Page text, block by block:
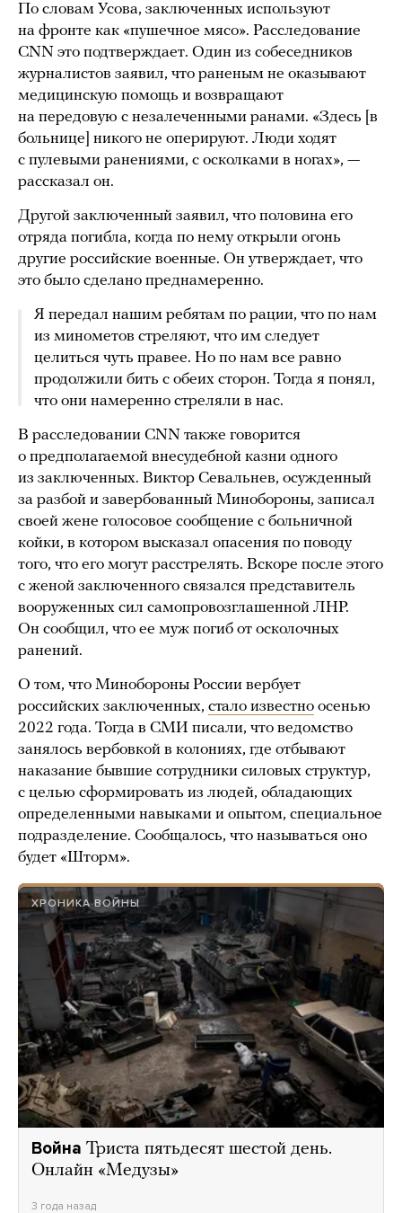
По словам Усова, заключенных используют
на фронте как «пушечное мясо». Расследование
CNN это подтверждает. Один из собеседников
журналистов заявил, что раненым не оказывают
медицинскую помощь и возвращают
на передовую с незалеченными ранами. «Здесь [в
больнице] никого не оперируют. Люди ходят
с пулевыми ранениями, с осколками в ногах», —
рассказал он.
Другой заключенный заявил, что половина его
отряда погибла, когда по нему открыли огонь
другие российские военные. Он утверждает, что
это было сделано преднамеренно.
Я передал нашим ребятам по рации, что по нам
из минометов стреляют, что им следует
целиться чуть правее. Но по нам все равно
продолжили бить с обеих сторон. Тогда я понял,
что они намеренно стреляли в нас.
В расследовании CNN также говорится
о предполагаемой внесудебной казни одного
из заключенных. Виктор Севальнев, осужденный
за разбой и завербованный Минобороны, записал
своей жене голосовое сообщение с больничной
койки, в котором высказал опасения по поводу
того, что его могут расстрелять. Вскоре после этого
с женой заключенного связался представитель
вооруженных сил самопровозглашенной ЛНР.
Он сообщил, что ее муж погиб от осколочных
ранений.
О том, что Минобороны России вербует
российских заключенных, стало известно осенью
2022 года. Тогда в СМИ писали, что ведомство
занялось вербовкой в колониях, где отбывают
наказание бывшие сотрудники силовых структур,
с целью сформировать из людей, обладающих
определенными навыками и опытом, специальное
подразделение. Сообщалось, что называться оно
будет «Шторм».
ХРОНИКА ВОЙНЫ
Война Триста пятьдесят шестой день.
Онлайн «Медузы»
3 года назад